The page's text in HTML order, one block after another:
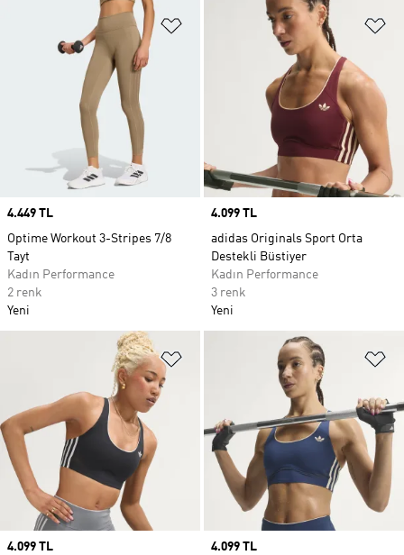
Favori Listesine Ekle
Price
4.449 TL
Optime Workout 3-Stripes 7/8
Tayt
Kadın Performance
2 renk
Yeni
Price
4.099 TL
adidas Originals Sport Orta
Destekli Büstiyer
Kadın Performance
3 renk
Yeni
Favori Listesine Ekle
Price
4.099 TL
Price
4.099 TL